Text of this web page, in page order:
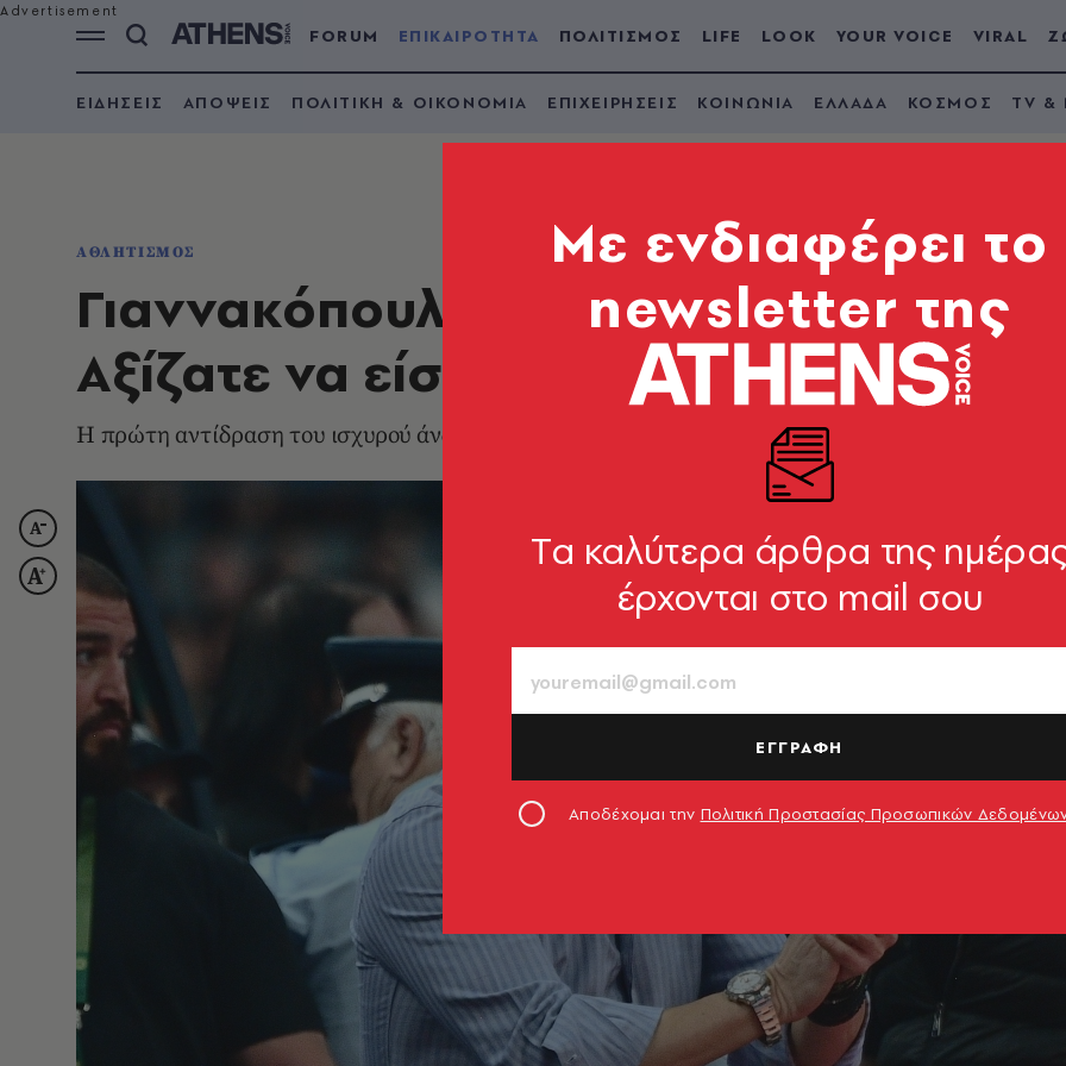
FORUM ΕΠΙΚΑΙΡΟΤΗΤΑ ΠΟΛΙΤΙΣΜΟΣ LIFE LOOK YOUR VOICE VIRAL
ΕΙΔΗΣΕΙΣ ΑΠΟΨΕΙΣ ΠΟΛΙΤΙΚΗ & ΟΙΚΟΝΟΜΙΑ ΕΠΙΧΕΙΡΗΣΕΙΣ ΚΟΙΝΩΝΙΑ ΕΛΛΑΔΑ ΚΟΣΜΟΣ TV &
ΑΘΛΗΤΙΣΜΟΣ
Γιαννακόπουλος: Μπράβο στον
Αξίζατε να είστε πρωταθλητές
Η πρώτη αντίδραση του ισχυρού άνδρα του Παναθηναϊκού
Mε ενδιαφέρει το
newsletter της
Tα καλύτερα άρθρα της
έρχονται στο mail σου
ΕΓΓΡΑΦΗ
Αποδέχομαι την Πολιτική Προστασίας Προσωπικών